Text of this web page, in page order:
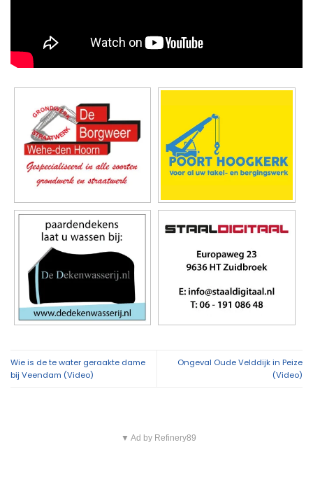
Wie is de te water geraakte dame
bij Veendam (Video)
Ongeval Oude Velddijk in Peize
(Video)
▼ Ad by Refinery89